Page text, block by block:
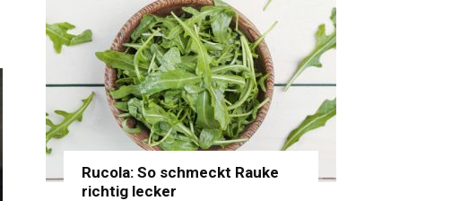
Rucola: So schmeckt Rauke
richtig lecker